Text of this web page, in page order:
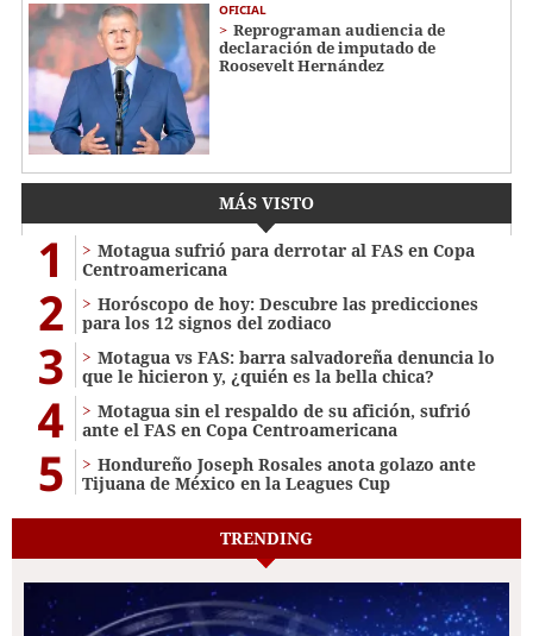
OFICIAL
Reprograman audiencia de
declaración de imputado de
Roosevelt Hernández
MÁS VISTO
1
Motagua sufrió para derrotar al FAS en Copa
Centroamericana
2
Horóscopo de hoy: Descubre las predicciones
para los 12 signos del zodiaco
3
Motagua vs FAS: barra salvadoreña denuncia lo
que le hicieron y, ¿quién es la bella chica?
4
Motagua sin el respaldo de su afición, sufrió
ante el FAS en Copa Centroamericana
5
Hondureño Joseph Rosales anota golazo ante
Tijuana de México en la Leagues Cup
TRENDING